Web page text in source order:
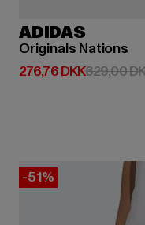
ADIDAS
Originals Nations
276,76 DKK
Nuværende pris:629,00
-51%